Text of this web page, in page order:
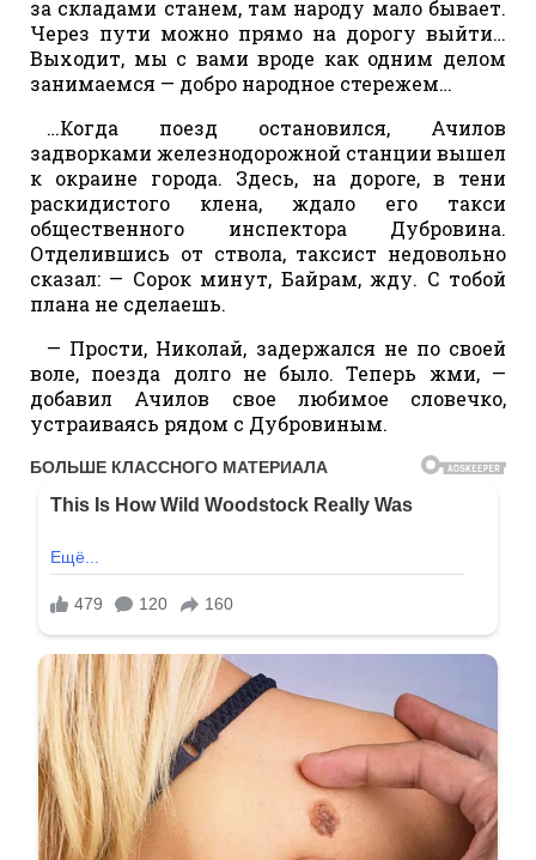
за складами станем, там народу мало бывает.
Через пути можно прямо на дорогу выйти…
Выходит, мы с вами вроде как одним делом
занимаемся — добро народное стережем…
…Когда поезд остановился, Ачилов
задворками железнодорожной станции вышел
к окраине города. Здесь, на дороге, в тени
раскидистого клена, ждало его такси
общественного инспектора Дубровина.
Отделившись от ствола, таксист недовольно
сказал: — Сорок минут, Байрам, жду. С тобой
плана не сделаешь.
— Прости, Николай, задержался не по своей
воле, поезда долго не было. Теперь жми, —
добавил Ачилов свое любимое словечко,
устраиваясь рядом с Дубровиным.